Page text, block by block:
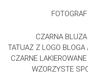
CZARNA
TATUAŻ Z LOGO
CZARNE
WZORZYSTE